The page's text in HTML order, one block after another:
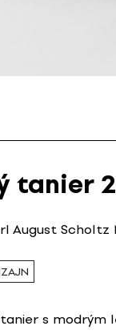
tanier
August Scholtz
s